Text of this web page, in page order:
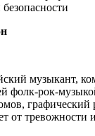
музыкант,
фолк-рок-
графический
от тревожности